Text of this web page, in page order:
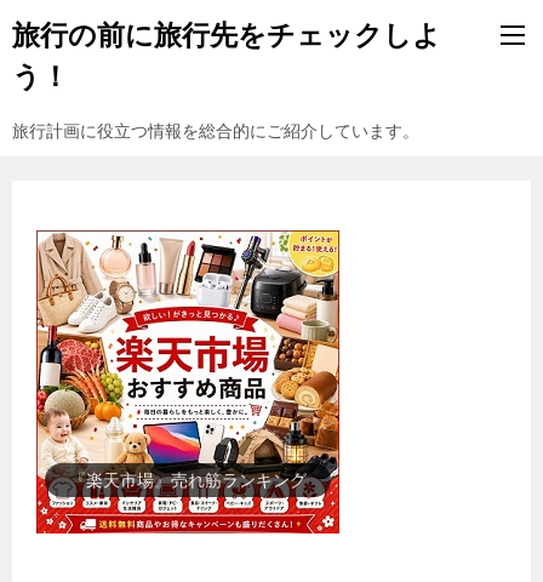
旅行の前に旅行先をチェックしよ
う！
旅行計画に役立つ情報を総合的にご紹介しています。
『楽天市場』売れ筋ランキング